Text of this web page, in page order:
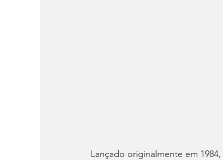
Lançado originalmente em